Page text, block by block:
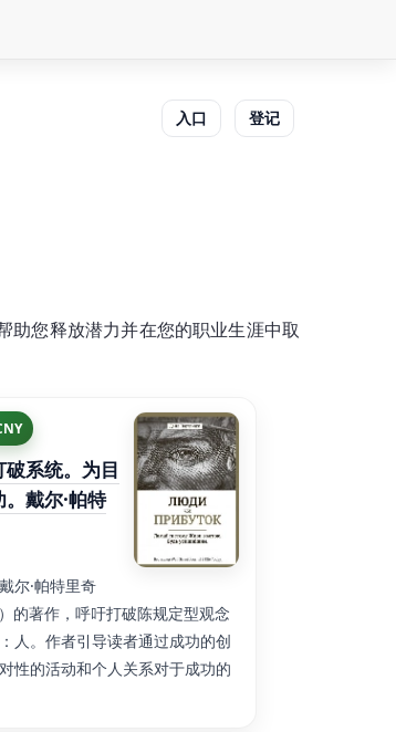
入口 登记
助您释放潜力并在您的职业生涯中取
系统。为目
戴尔·帕特
尔·帕特里奇
的著作，呼吁打破陈规定型观念
人。作者引导读者通过成功的创
性的活动和个人关系对于成功的